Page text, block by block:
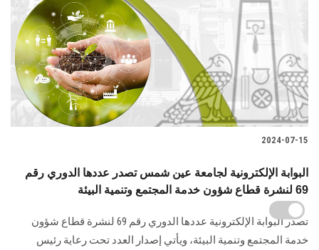
2024-07-15
البوابة الإلكترونية لجامعة عين شمس تصدر عددها الدوري رقم
69 لنشرة قطاع شؤون خدمة المجتمع وتنمية البيئة
تصدر البوابة الإلكترونية عددها الدوري رقم 69 لنشرة قطاع شؤون
خدمة ‏المجتمع وتنمية البيئة‎، ويأتي إصدار العدد تحت رعاية رئيس